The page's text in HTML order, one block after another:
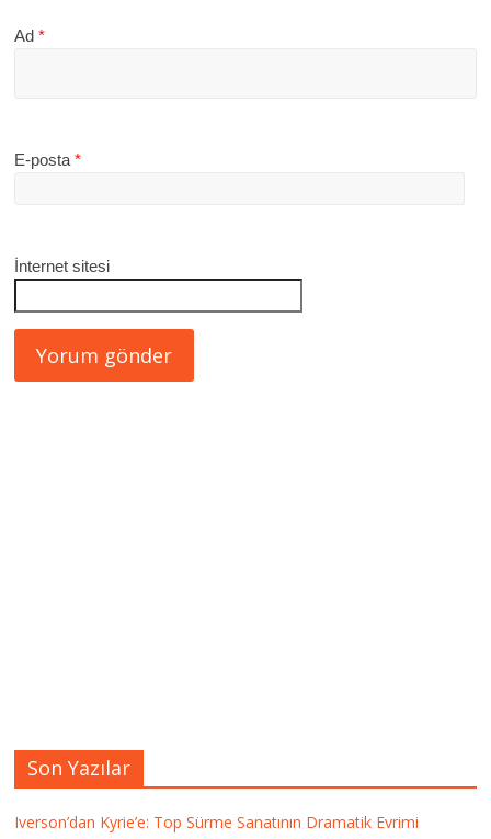
Ad*
E-posta*
İnternet sitesi
Son Yazılar
Iverson’dan Kyrie’e: Top Sürme Sanatının Dramatik Evrimi